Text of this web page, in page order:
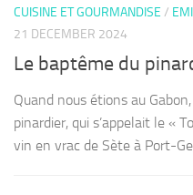
CUISINE ET GOURMANDISE /
21 DECEMBER 2024
Le baptême du
Quand nous étions au
pinardier, qui s’appelait le «
vin en vrac de Sète à Port-